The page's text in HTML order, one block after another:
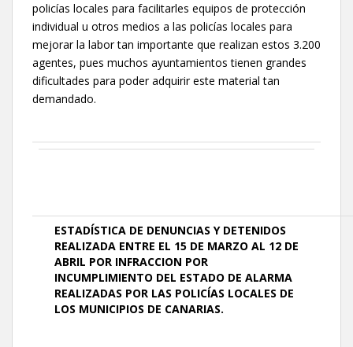
policías locales para facilitarles equipos de protección
individual u otros medios a las policías locales para
mejorar la labor tan importante que realizan estos 3.200
agentes, pues muchos ayuntamientos tienen grandes
dificultades para poder adquirir este material tan
demandado.
ESTADÍSTICA DE DENUNCIAS Y DETENIDOS
REALIZADA ENTRE EL 15 DE MARZO AL 12 DE
ABRIL POR INFRACCION POR
INCUMPLIMIENTO DEL ESTADO DE ALARMA
REALIZADAS POR LAS POLICÍAS LOCALES DE
LOS MUNICIPIOS DE CANARIAS.